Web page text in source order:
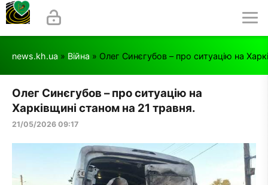
news.kh.ua » Війна » Олег Синєгубов – про ситуацію на
Олег Синєгубов – про ситуацію на
Харківщині станом на 21 травня.
21/05/2026 09:17